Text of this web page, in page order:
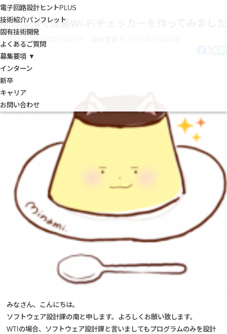
電子回路設計ヒントPLUS
技術紹介パンフレット
固有技術開発
よくあるご質問
募集要項 ▼
インターン
新卒
キャリア
お問い合わせ
続きを読む →
M5stackで簡易Wi-Fiチェッカーを作ってみました
投稿日:2019年02月05日
みなさん、こんにちは。
ソフトウェア設計課の南と申します。よろしくお願い致します。
WTIの場合、ソフトウェア設計課と言いましてもプログラムのみを設計